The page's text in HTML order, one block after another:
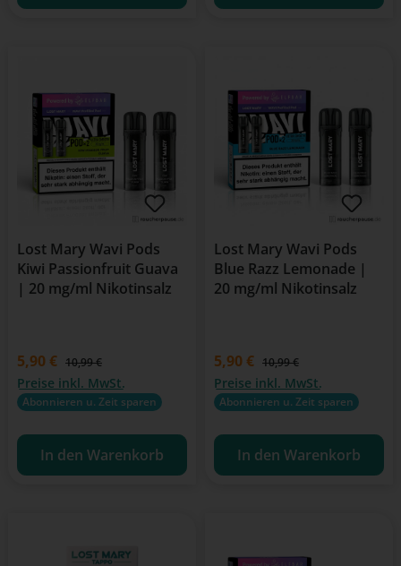
Lost Mary Wavi Pods
Kiwi Passionfruit Guava
| 20 mg/ml Nikotinsalz
Verkaufspreis:
5,90 € Regulärer Preis:
10,99 €
Preise inkl. MwSt.
Abonnieren u. Zeit sparen
In den Warenkorb
Lost Mary Wavi Pods
Blue Razz Lemonade |
20 mg/ml Nikotinsalz
Verkaufspreis:
5,90 € Regulärer Preis:
10,99 €
Preise inkl. MwSt.
Abonnieren u. Zeit sparen
In den Warenkorb